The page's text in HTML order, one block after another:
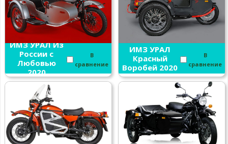
ИМЗ УРАЛ Из
России с
Любовью
2020
В
сравнение
ИМЗ УРАЛ
Красный
Воробей 2020
В
сравнение